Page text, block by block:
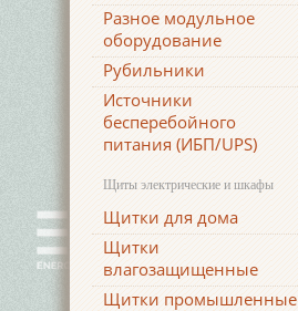
Разное модульное
оборудование
Рубильники
Источники
бесперебойного
питания (ИБП/UPS)
Щиты электрические и шкафы
Щитки для дома
Щитки
влагозащищенные
Щитки промышленные